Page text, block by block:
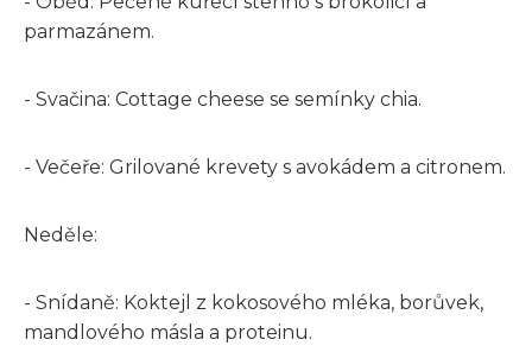
parmazánem.
- Svačina: Cottage cheese se semínky chia.
- Večeře: Grilované krevety s avokádem a citronem.
Neděle:
- Snídaně: Koktejl z kokosového mléka, borůvek,
mandlového másla a proteinu.